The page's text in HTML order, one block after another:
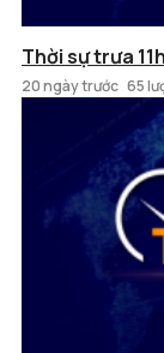
Thời sự trưa
20 ngày trước 65